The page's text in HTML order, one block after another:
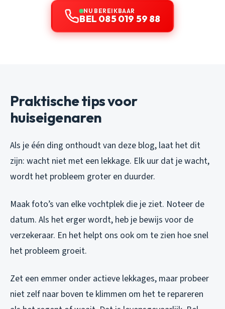
NU BEREIKBAAR
BEL 085 019 59 88
Praktische tips voor
huiseigenaren
Als je één ding onthoudt van deze blog, laat het dit
zijn: wacht niet met een lekkage. Elk uur dat je wacht,
wordt het probleem groter en duurder.
Maak foto’s van elke vochtplek die je ziet. Noteer de
datum. Als het erger wordt, heb je bewijs voor de
verzekeraar. En het helpt ons ook om te zien hoe snel
het probleem groeit.
Zet een emmer onder actieve lekkages, maar probeer
niet zelf naar boven te klimmen om het te repareren